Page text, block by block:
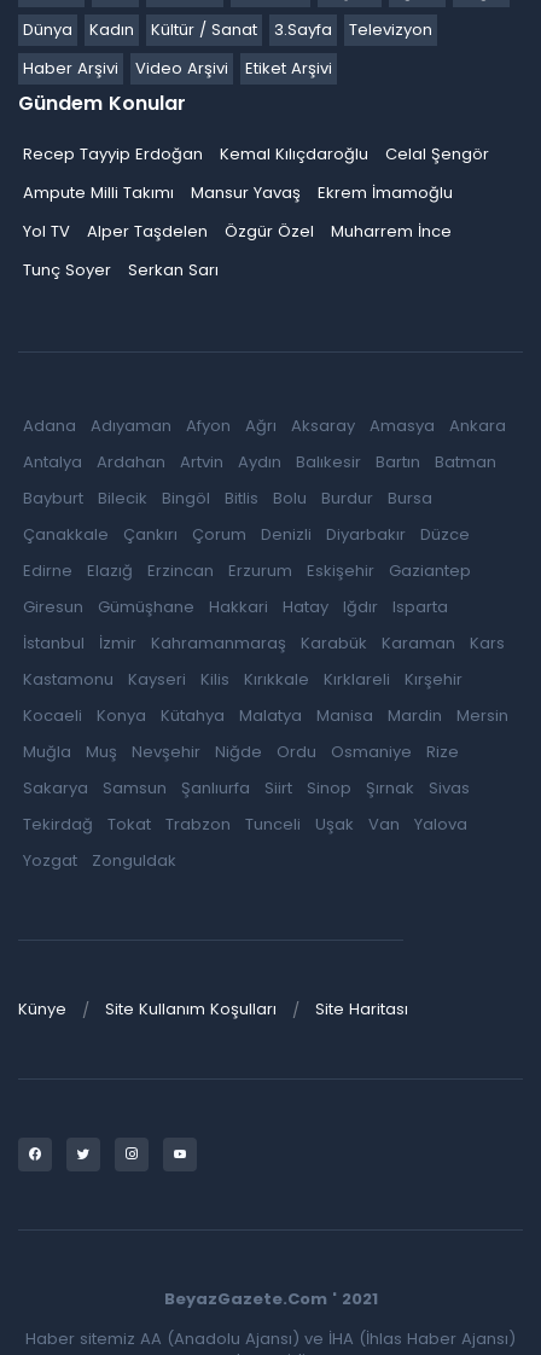
Dünya
Kadın Kültür / Sanat 3.Sayfa
Televizyon
Haber Arşivi
Video Arşivi Etiket Arşivi
Gündem Konular
Recep Tayyip Erdoğan Kemal Kılıçdaroğlu
Celal Şengör
Ampute Milli Takımı
Mansur Yavaş
Ekrem İmamoğlu
Yol TV
Alper Taşdelen Özgür Özel
Muharrem İnce
Tunç Soyer
Serkan Sarı
Adana Adıyaman Afyon Ağrı Aksaray Amasya
Ankara
Antalya
Ardahan Artvin Aydın Balıkesir Bartın
Batman
Bayburt
Bilecik Bingöl Bitlis Bolu Burdur
Bursa
Çanakkale
Çankırı Çorum Denizli Diyarbakır
Düzce
Edirne
Elazığ Erzincan Erzurum Eskişehir
Gaziantep
Giresun
Gümüşhane Hakkari Hatay Iğdır
Isparta
İstanbul
İzmir Kahramanmaraş Karabük Karaman
Kars
Kastamonu
Kayseri Kilis Kırıkkale Kırklareli
Kırşehir
Kocaeli
Konya Kütahya Malatya Manisa Mardin
Mersin
Muğla
Muş Nevşehir Niğde Ordu Osmaniye
Rize
Sakarya
Samsun Şanlıurfa Siirt Sinop Şırnak
Sivas
Tekirdağ
Tokat Trabzon Tunceli Uşak Van
Yalova
Yozgat
Zonguldak
Künye Site Kullanım Koşulları Site Haritası
BeyazGazete.Com ' 2021
Haber sitemiz AA (Anadolu Ajansı) ve İHA (İhlas Haber Ajansı)